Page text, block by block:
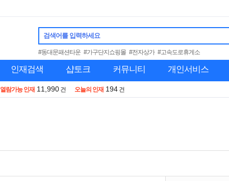
검색어를 입력하세요
#동대문패션타운 #가구단지쇼핑몰 #전자상가 #고속도로휴게소
인재검색 샵토크 커뮤니티 개인서비스
열람가능 인재 11,990 건 오늘의 인재 194 건